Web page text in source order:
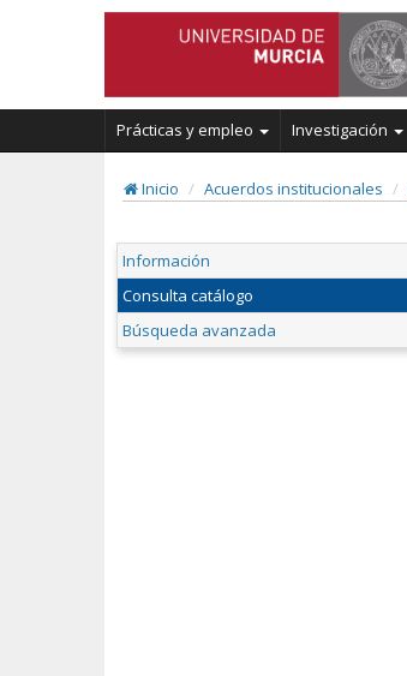
Prácticas y empleo Investigación
Inicio Acuerdos institucionales
Información
Consulta catálogo
Búsqueda avanzada